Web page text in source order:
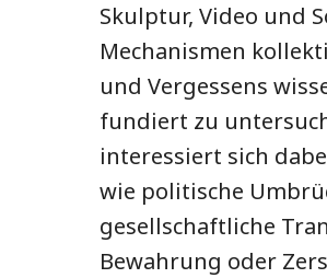
Skulptur, Video und
Mechanismen
und Vergessens
fundiert zu
interessiert sich
wie politische
gesellschaftliche
Bewahrung oder